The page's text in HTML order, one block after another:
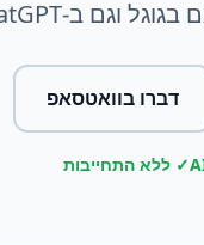
דברו בוואטסאפ
✓ ללא התחייבות